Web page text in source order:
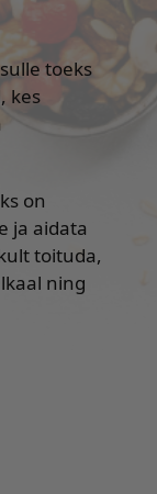
toeks
kes
on
ja aidata
toituda,
ning